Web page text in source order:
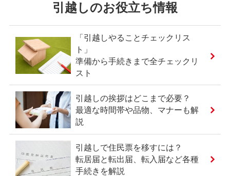
引越しのお役立ち情報
「引越しやることチェックリス
ト」
準備から手続きまで全チェックリ
スト
引越しの挨拶はどこまで必要？
最適な時間帯や品物、マナーも解
説
引越しで住民票を移すには？
転居届と転出届、転入届など各種
手続きを解説